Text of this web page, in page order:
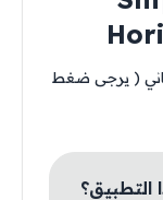
( يرجى ضغط